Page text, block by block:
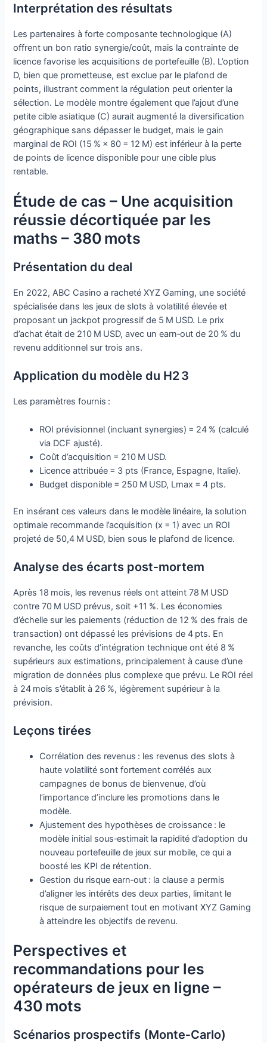
Interprétation des résultats
Les partenaires à forte composante technologique (A)
offrent un bon ratio synergie/coût, mais la contrainte de
licence favorise les acquisitions de portefeuille (B). L’option
D, bien que prometteuse, est exclue par le plafond de
points, illustrant comment la régulation peut orienter la
sélection. Le modèle montre également que l’ajout d’une
petite cible asiatique (C) aurait augmenté la diversification
géographique sans dépasser le budget, mais le gain
marginal de ROI (15 % × 80 = 12 M) est inférieur à la perte
de points de licence disponible pour une cible plus
rentable.
Étude de cas – Une acquisition
réussie décortiquée par les
maths – 380 mots
Présentation du deal
En 2022, ABC Casino a racheté XYZ Gaming, une société
spécialisée dans les jeux de slots à volatilité élevée et
proposant un jackpot progressif de 5 M USD. Le prix
d’achat était de 210 M USD, avec un earn‑out de 20 % du
revenu additionnel sur trois ans.
Application du modèle du H2 3
Les paramètres fournis :
ROI prévisionnel (incluant synergies) = 24 % (calculé
via DCF ajusté).
Coût d’acquisition = 210 M USD.
Licence attribuée = 3 pts (France, Espagne, Italie).
Budget disponible = 250 M USD, Lmax = 4 pts.
En insérant ces valeurs dans le modèle linéaire, la solution
optimale recommande l’acquisition (x = 1) avec un ROI
projeté de 50,4 M USD, bien sous le plafond de licence.
Analyse des écarts post‑mortem
Après 18 mois, les revenus réels ont atteint 78 M USD
contre 70 M USD prévus, soit +11 %. Les économies
d’échelle sur les paiements (réduction de 12 % des frais de
transaction) ont dépassé les prévisions de 4 pts. En
revanche, les coûts d’intégration technique ont été 8 %
supérieurs aux estimations, principalement à cause d’une
migration de données plus complexe que prévu. Le ROI réel
à 24 mois s’établit à 26 %, légèrement supérieur à la
prévision.
Leçons tirées
Corrélation des revenus : les revenus des slots à
haute volatilité sont fortement corrélés aux
campagnes de bonus de bienvenue, d’où
l’importance d’inclure les promotions dans le
modèle.
Ajustement des hypothèses de croissance : le
modèle initial sous‑estimait la rapidité d’adoption du
nouveau portefeuille de jeux sur mobile, ce qui a
boosté les KPI de rétention.
Gestion du risque earn‑out : la clause a permis
d’aligner les intérêts des deux parties, limitant le
risque de surpaiement tout en motivant XYZ Gaming
à atteindre les objectifs de revenu.
Perspectives et
recommandations pour les
opérateurs de jeux en ligne –
430 mots
Scénarios prospectifs (Monte‑Carlo)